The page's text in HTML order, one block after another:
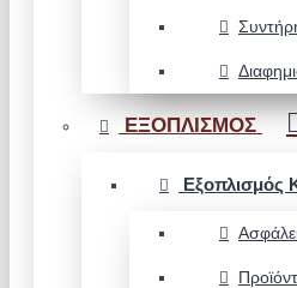
ΕΞΟΠΛΙΣΜΟΣ
Εξοπλισμός